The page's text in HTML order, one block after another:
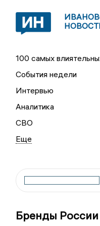
100 самых
События недели
Интервью
Аналитика
СВО
Бренды России